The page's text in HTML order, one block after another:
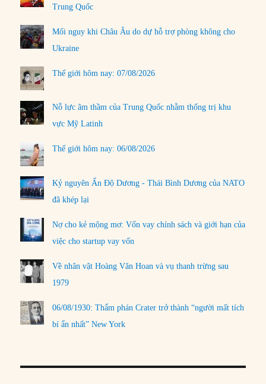
Trung Quốc
Mối nguy khi Châu Âu do dự hỗ trợ phòng không cho
Ukraine
Thế giới hôm nay: 07/08/2026
Nỗ lực âm thầm của Trung Quốc nhằm thống trị khu
vực Mỹ Latinh
Thế giới hôm nay: 06/08/2026
Kỷ nguyên Ấn Độ Dương - Thái Bình Dương của NATO
đã khép lại
Nợ cho kẻ mộng mơ: Vốn vay chính sách và giới hạn của
việc cho startup vay vốn
Về nhân vật Hoàng Văn Hoan và vụ thanh trừng sau
1979
06/08/1930: Thẩm phán Crater trở thành “người mất tích
bí ẩn nhất” New York